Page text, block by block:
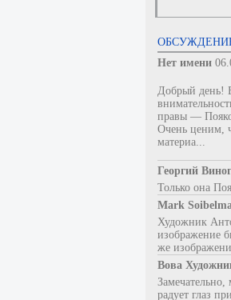
Нет имени
Добрый день!
правы —
Очень ценим,
материа...
Георгий
Только она
Mark
Художник
изображение
же
Вова
Замечательно,
радует глаз